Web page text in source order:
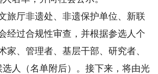
厅非遗处、非遗保护单位、新联
经过合规性审查，并根据参选人个
、管理者、基层干部、研究者、
人（名单附后）。接下来，将由光